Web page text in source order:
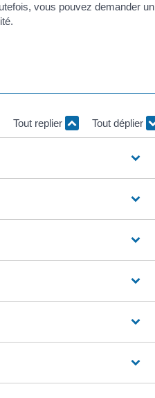
vous pouvez demander un
Tout replier Tout déplier